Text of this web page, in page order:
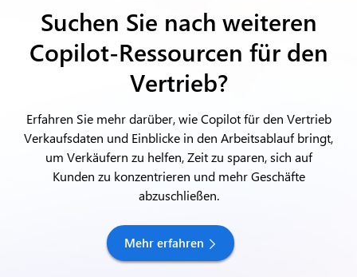
Suchen Sie nach weiteren
Copilot-Ressourcen für den
Vertrieb?
Erfahren Sie mehr darüber, wie Copilot für den Vertrieb
Verkaufsdaten und Einblicke in den Arbeitsablauf bringt,
um Verkäufern zu helfen, Zeit zu sparen, sich auf
Kunden zu konzentrieren und mehr Geschäfte
abzuschließen.
Mehr erfahren